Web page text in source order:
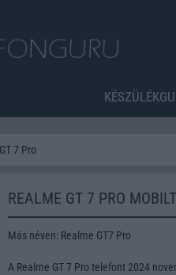
7 Pro
REALME GT 7 PRO
Más néven: Realme GT7 Pro
A Realme GT 7 Pro telefont 2024